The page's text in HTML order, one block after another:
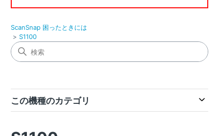
ScanSnap 困ったときには
S1100
この機種のカテゴリ